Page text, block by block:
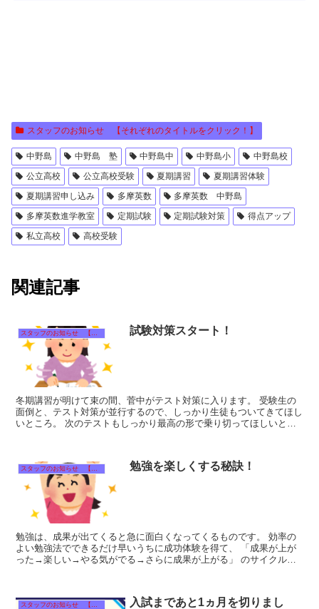
スタッフのお知らせ 【それぞれのタイトルをクリック！】
中野島 中野島 塾 中野島中 中野島小
中野島校
公立高校
公立高校受験 夏期講習
夏期講習体験
夏期講習申し込み
多摩英数
多摩英数 中野島
多摩英数進学教室
定期試験 定期試験対策
得点アップ
私立高校
高校受験
関連記事
試験対策スタート！
冬期講習が明けて束の間、菅中がテスト対策に入ります。 受験生の
面倒と、テスト対策が並行するので、しっかり生徒もついてきてほし
いところ。 次のテストもしっかり最高の形で乗り切ってほしいと思
スタッフのお知らせ 【それぞれのタイトルをクリック！】 勉強を楽しくする秘訣！
勉強は、成果が出てくると急に面白くなってくるものです。 効率の
よい勉強法でできるだけ早いうちに成功体験を得て、 「成果が上が
った→楽しい→やる気がでる→さらに成果が上がる」 のサイクルを
入試まであと1ヵ月を切りまし